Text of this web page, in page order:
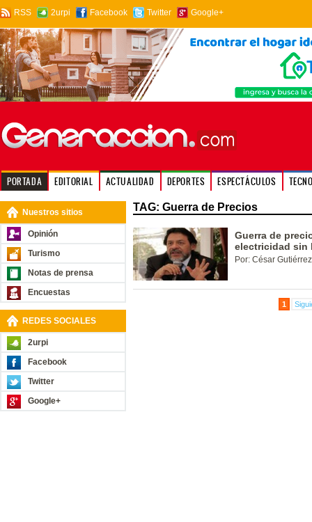
RSS 2urpi Facebook Twitter Google+
PORTADA EDITORIAL ACTUALIDAD DEPORTES ESPECTÁCULOS
Nuestros sitios
Opinión
Turismo
Notas de prensa
Encuestas
REDES SOCIALES
2urpi
Facebook
Twitter
Google+
TAG: Guerra de Precios
Guerra de
electricidad sin
Por: César Gutiérrez
1